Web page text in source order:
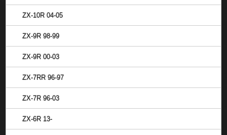
ZX-10R 04-05
ZX-9R 98-99
ZX-9R 00-03
ZX-7RR 96-97
ZX-7R 96-03
ZX-6R 13-